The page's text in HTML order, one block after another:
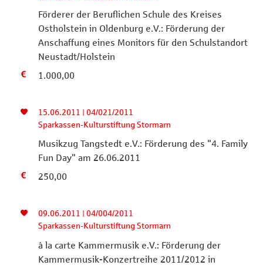
Förderer der Beruflichen Schule des Kreises
Ostholstein in Oldenburg e.V.: Förderung der
Anschaffung eines Monitors für den Schulstandort
Neustadt/Holstein
1.000,00
15.06.2011 | 04/021/2011
Sparkassen-Kulturstiftung Stormarn
Musikzug Tangstedt e.V.: Förderung des "4. Family
Fun Day" am 26.06.2011
250,00
09.06.2011 | 04/004/2011
Sparkassen-Kulturstiftung Stormarn
à la carte Kammermusik e.V.: Förderung der
Kammermusik-Konzertreihe 2011/2012 in